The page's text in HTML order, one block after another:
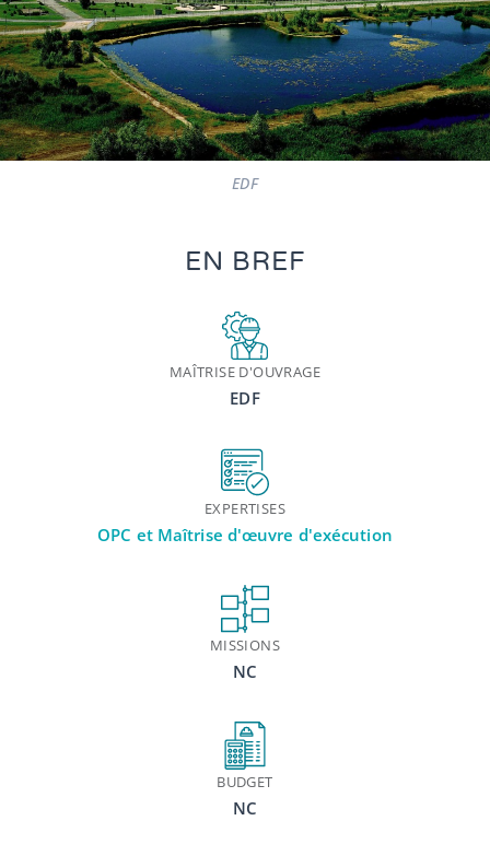
EDF
EN BREF
MAÎTRISE D'OUVRAGE
EDF
EXPERTISES
OPC et Maîtrise d'œuvre d'exécution
MISSIONS
NC
BUDGET
NC